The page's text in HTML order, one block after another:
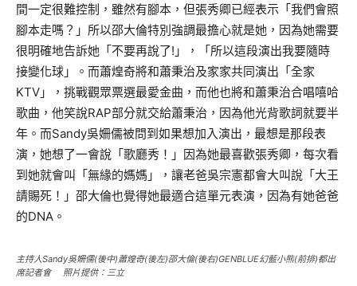
間一定很難控制，雖然有腳本，但張秀卿已經表示「我們會照
腳本走嗎？」所以邵大倫特別強調最擔心就是她，因為她需要
很明確地告訴她「不要再說了!」，「所以這段演出我要隨時
接變化球」。而蕭煌奇將和蕭秉治及家家共同演出「全家
KTV」，挑戰觀眾票選最愛金曲，而他也將和蕭秉治合唱嘻哈
歌曲，他笑說RAP部分就交給蕭秉治，因為他光背歌詞就要半
年。而Sandy吳姍儒被問到如果想加入演出，最想是那段表
演，她想了一會說「歌廳秀！」因為她最喜歡張秀卿，每次看
到她就會叫「無緣的媽媽」，讓老爸吳宗憲都會大叫說「大王
請賜死！」邵大倫也覺得她最適合這單元表演，因為有她爸爸
的DNA。
主持人Sandy吳姍儒(後中)蕭煌奇(後左)邵大倫(後右)GENBLUE幻藍小熊(前排)都出
席記者會 照片提供：三立